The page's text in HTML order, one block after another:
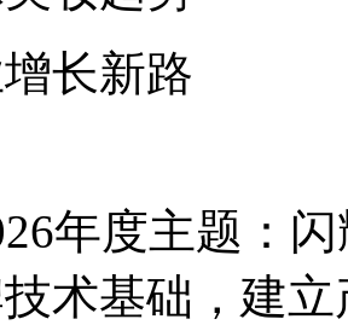
长新路
年度主题：
术基础，建